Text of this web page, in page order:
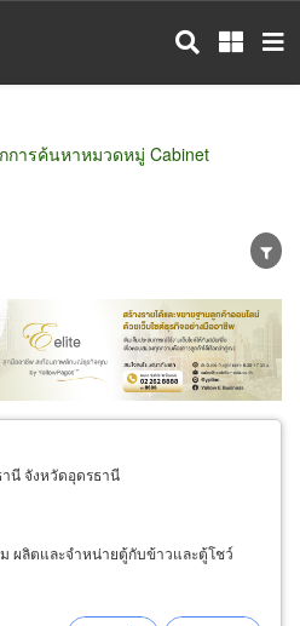
การค้นหาหมวดหมู่ Cabinet
ผู้ผลิต
ตัวแทนจัดจำหน่าย
กิจบริการ
นี จังหวัดอุดรธานี
ผลิตและจำหน่ายตู้กับข้าวและตู้โชว์